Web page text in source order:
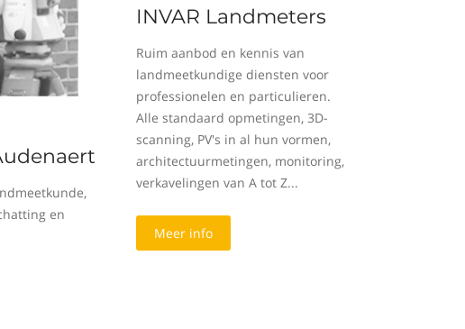
en
INVAR Landmeters
Ruim aanbod en kennis van
landmeetkundige diensten voor
professionelen en particulieren.
Alle standaard opmetingen, 3D-
scanning, PV's in al hun vormen,
architectuurmetingen, monitoring,
verkavelingen van A tot Z...
Meer info